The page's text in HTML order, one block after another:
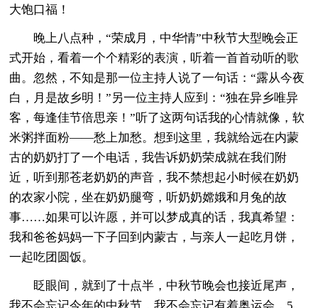
大饱口福！
晚上八点种，“荣成月，中华情”中秋节大型晚会正
式开始，看着一个个精彩的表演，听着一首首动听的歌
曲。忽然，不知是那一位主持人说了一句话：“露从今夜
白，月是故乡明！”另一位主持人应到：“独在异乡唯异
客，每逢佳节倍思亲！”听了这两句话我的心情就像，软
米粥拌面粉——愁上加愁。想到这里，我就给远在内蒙
古的奶奶打了一个电话，我告诉奶奶荣成就在我们附
近，听到那苍老奶奶的声音，我不禁想起小时候在奶奶
的农家小院，坐在奶奶腿弯，听奶奶嫦娥和月兔的故
事……如果可以许愿，并可以梦成真的话，我真希望：
我和爸爸妈妈一下子回到内蒙古，与亲人一起吃月饼，
一起吃团圆饭。
眨眼间，就到了十点半，中秋节晚会也接近尾声，
我不会忘记今年的中秋节，我不会忘记有着奥运会，5、